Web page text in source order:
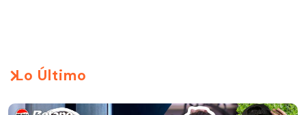
Lo Último